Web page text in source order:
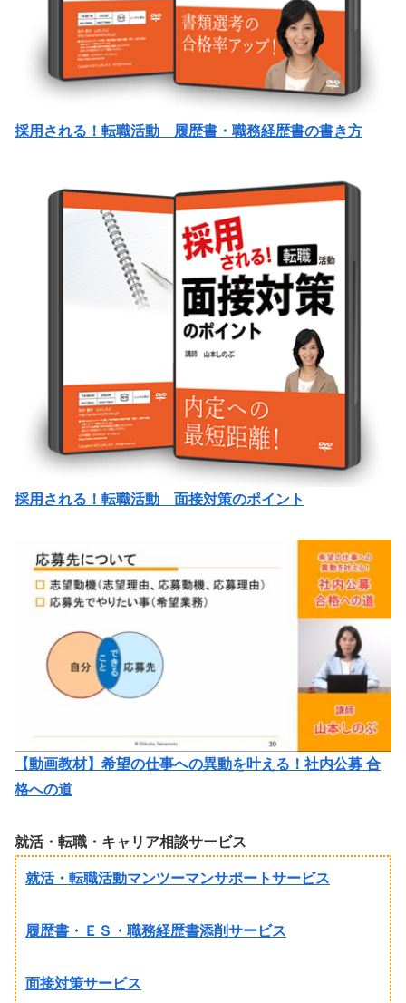
採用される！転職活動 履歴書・職務経歴書の書き方
採用される！転職活動 面接対策のポイント
【動画教材】希望の仕事への異動を叶える！社内公募 合
格への道
就活・転職・キャリア相談サービス
就活・転職活動マンツーマンサポートサービス
履歴書・ＥＳ・職務経歴書添削サービス
面接対策サービス